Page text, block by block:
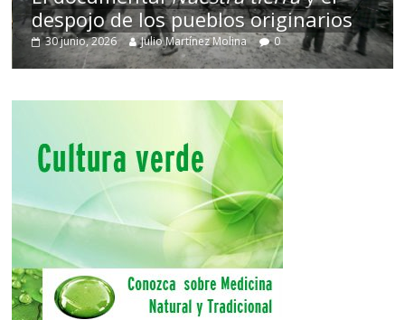
despojo de los pueblos originarios
30 junio, 2026 Julio Martínez Molina 0